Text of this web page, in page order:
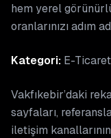
hem yerel
oranlarınızı adım
Kategori: E-Ticaret
Vakfıkebir’daki
sayfaları,
iletişim